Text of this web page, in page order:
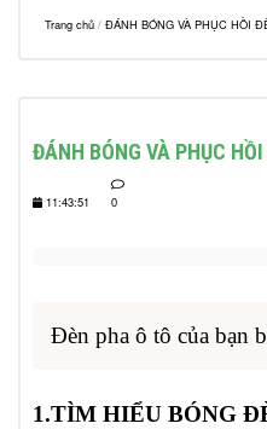
Trang chủ / ĐÁNH BÓNG VÀ PHỤC HỒI
ĐÁNH BÓNG VÀ PHỤC
11:43:51 0
Đèn pha ô tô của bạn
1.TÌM HIỂU BÓNG